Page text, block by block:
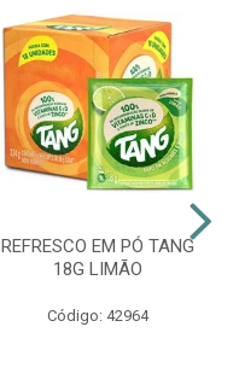
REFRESCO EM PÓ TANG
18G LIMÃO
Código: 42964